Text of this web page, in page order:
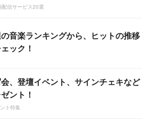
配信サービス20選
音楽ランキングから、ヒットの推移
ック！
、登壇イベント、サインチェキなど
ント！
ト特集